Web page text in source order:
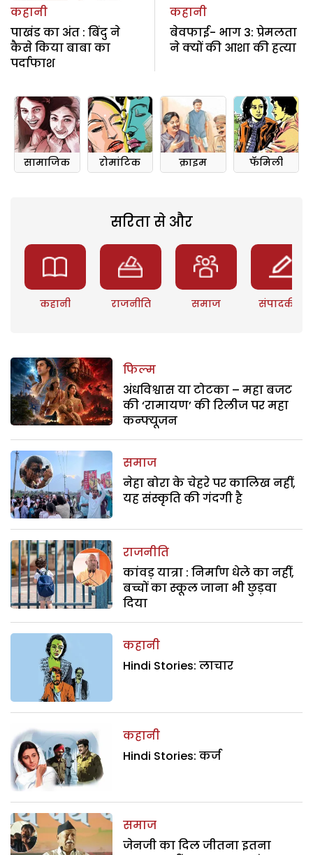
कहानी
पाखंड का अंत : बिंदु ने
कैसे किया बाबा का
पर्दाफाश
कहानी
बेवफाई- भाग 3: प्रेमलता
ने क्यों की आशा की हत्या
सामाजिक रोमांटिक क्राइम फॅमिली
सरिता से और
कहानी राजनीति समाज संपादकीय
फिल्म
अंधविश्वास या टोटका – महा बजट
की ‘रामायण’ की रिलीज पर महा
कन्फ्यूजन
समाज
नेहा बोरा के चेहरे पर कालिख नहीं,
यह संस्कृति की गंदगी है
राजनीति
कांवड़ यात्रा : निर्माण धेले का नहीं,
बच्चों का स्कूल जाना भी छुड़वा
दिया
कहानी
Hindi Stories: लाचार
कहानी
Hindi Stories: कर्ज
समाज
जेनजी का दिल जीतना इतना